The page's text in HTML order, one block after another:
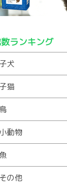
ランキング
子犬
子猫
鳥
動物
魚
その他